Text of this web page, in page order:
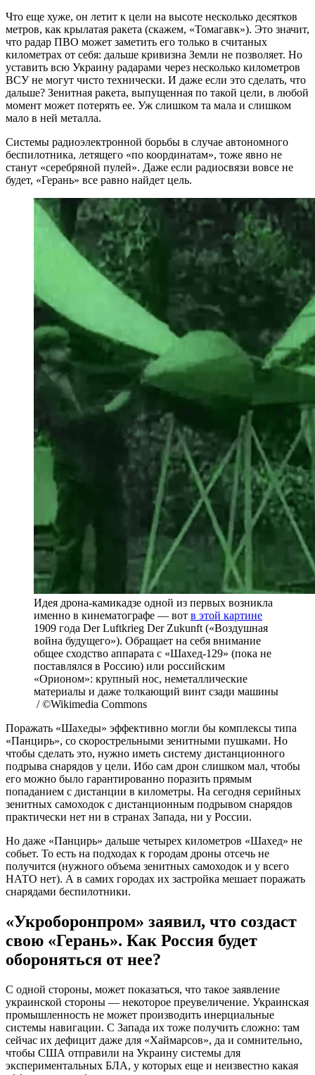
Что еще хуже, он летит к цели на высоте несколько десятков
метров, как крылатая ракета (скажем, «Томагавк»). Это значит,
что радар ПВО может заметить его только в считаных
километрах от себя: дальше кривизна Земли не позволяет. Но
уставить всю Украину радарами через несколько километров
ВСУ не могут чисто технически. И даже если это сделать, что
дальше? Зенитная ракета, выпущенная по такой цели, в любой
момент может потерять ее. Уж слишком та мала и слишком
мало в ней металла.
Системы радиоэлектронной борьбы в случае автономного
беспилотника, летящего «по координатам», тоже явно не
станут «серебряной пулей». Даже если радиосвязи вовсе не
будет, «Герань» все равно найдет цель.
Идея дрона-камикадзе одной из первых возникла
именно в кинематографе — вот в этой картине
1909 года Der Luftkrieg Der Zukunft («Воздушная
война будущего»). Обращает на себя внимание
общее сходство аппарата с «Шахед-129» (пока не
поставлялся в Россию) или российским
«Орионом»: крупный нос, неметаллические
материалы и даже толкающий винт сзади машины
/ ©Wikimedia Commons
Поражать «Шахеды» эффективно могли бы комплексы типа
«Панцирь», со скорострельными зенитными пушками. Но
чтобы сделать это, нужно иметь систему дистанционного
подрыва снарядов у цели. Ибо сам дрон слишком мал, чтобы
его можно было гарантированно поразить прямым
попаданием с дистанции в километры. На сегодня серийных
зенитных самоходок с дистанционным подрывом снарядов
практически нет ни в странах Запада, ни у России.
Но даже «Панцирь» дальше четырех километров «Шахед» не
собьет. То есть на подходах к городам дроны отсечь не
получится (нужного объема зенитных самоходок и у всего
НАТО нет). А в самих городах их застройка мешает поражать
снарядами беспилотники.
«Укроборонпром» заявил, что создаст
свою «Герань». Как Россия будет
обороняться от нее?
С одной стороны, может показаться, что такое заявление
украинской стороны — некоторое преувеличение. Украинская
промышленность не может производить инерциальные
системы навигации. С Запада их тоже получить сложно: там
сейчас их дефицит даже для «Хаймарсов», да и сомнительно,
чтобы США отправили на Украину системы для
экспериментальных БЛА, у которых еще и неизвестно какая